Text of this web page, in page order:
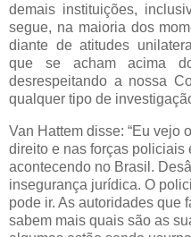
demais instituições,
segue, na maioria dos
diante de atitudes
que se acham acima
desrespeitando a nossa
qualquer tipo de
Van Hattem disse: “Eu vejo
direito e nas forças policiais
acontecendo no Brasil.
insegurança jurídica. O
pode ir. As autoridades que
sabem mais quais são as